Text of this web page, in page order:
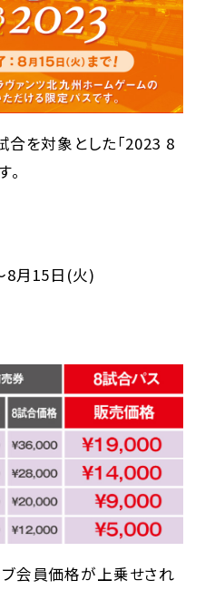
を対象とした「2023 8
8月15日(火)
会員価格が上乗せされ